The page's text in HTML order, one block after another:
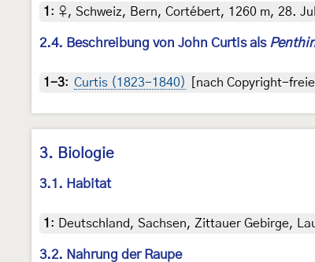
1 : ♀, Schweiz, Bern, Cortébert, 1260 m, 28.
2.4. Beschreibung von John Curtis als
1-3: Curtis (1823-1840) [nach Copyright-
3. Biologie
3.1. Habitat
1 : Deutschland, Sachsen, Zittauer Gebirge,
3.2. Nahrung der Raupe